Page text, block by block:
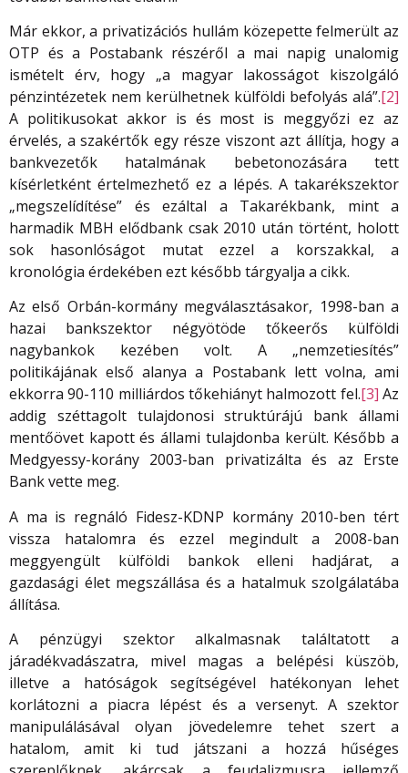
Már ekkor, a privatizációs hullám közepette felmerült az
OTP és a Postabank részéről a mai napig unalomig
ismételt érv, hogy „a magyar lakosságot kiszolgáló
pénzintézetek nem kerülhetnek külföldi befolyás alá”.[2]
A politikusokat akkor is és most is meggyőzi ez az
érvelés, a szakértők egy része viszont azt állítja, hogy a
bankvezetők hatalmának bebetonozására tett
kísérletként értelmezhető ez a lépés. A takarékszektor
„megszelídítése” és ezáltal a Takarékbank, mint a
harmadik MBH elődbank csak 2010 után történt, holott
sok hasonlóságot mutat ezzel a korszakkal, a
kronológia érdekében ezt később tárgyalja a cikk.
Az első Orbán-kormány megválasztásakor, 1998-ban a
hazai bankszektor négyötöde tőkeerős külföldi
nagybankok kezében volt. A „nemzetiesítés”
politikájának első alanya a Postabank lett volna, ami
ekkorra 90-110 milliárdos tőkehiányt halmozott fel.[3] Az
addig széttagolt tulajdonosi struktúrájú bank állami
mentőövet kapott és állami tulajdonba került. Később a
Medgyessy-korány 2003-ban privatizálta és az Erste
Bank vette meg.
A ma is regnáló Fidesz-KDNP kormány 2010-ben tért
vissza hatalomra és ezzel megindult a 2008-ban
meggyengült külföldi bankok elleni hadjárat, a
gazdasági élet megszállása és a hatalmuk szolgálatába
állítása.
A pénzügyi szektor alkalmasnak találtatott a
járadékvadászatra, mivel magas a belépési küszöb,
illetve a hatóságok segítségével hatékonyan lehet
korlátozni a piacra lépést és a versenyt. A szektor
manipulálásával olyan jövedelemre tehet szert a
hatalom, amit ki tud játszani a hozzá hűséges